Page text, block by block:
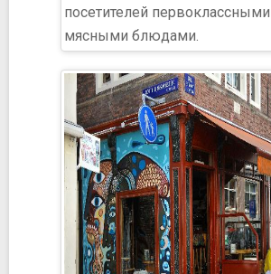
посетителей первоклассными
мясными блюдами.